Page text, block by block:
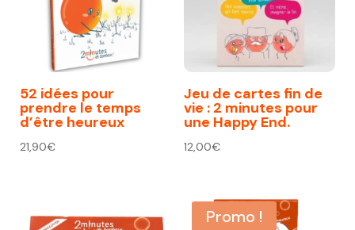
52 idées pour
prendre le temps
d’être heureux
21,90€
Jeu de cartes fin de
vie : 2 minutes pour
une Happy End.
12,00€
Promo !